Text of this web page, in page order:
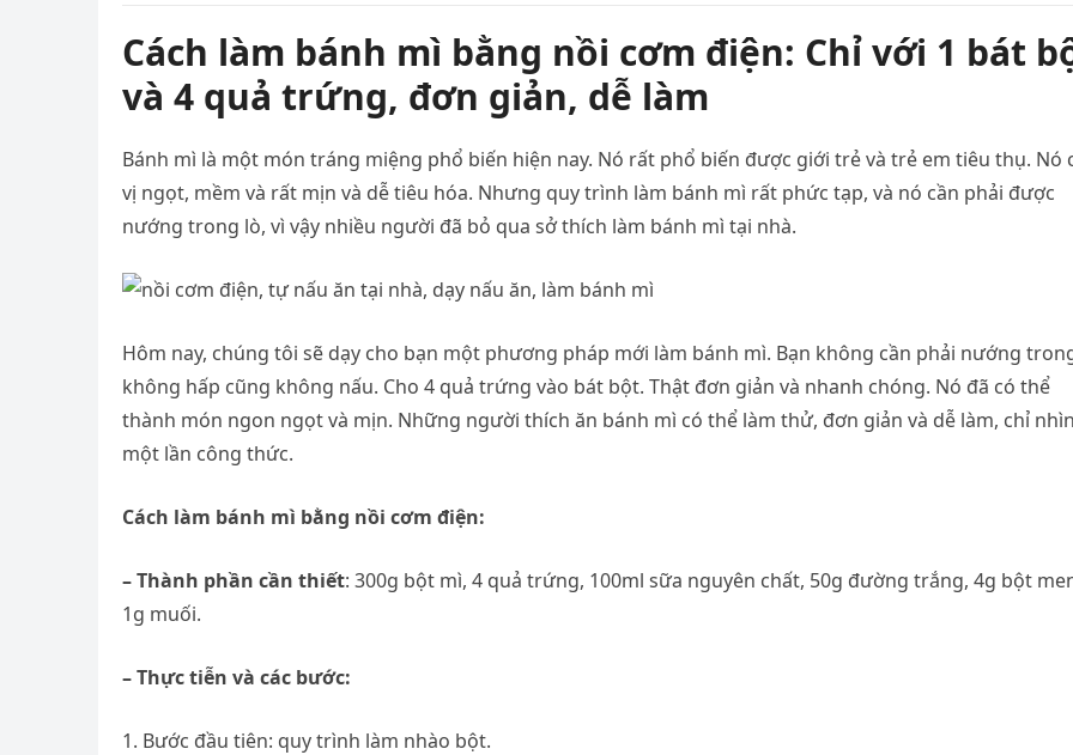
Cách làm bánh mì bằng nồi cơm điện: Chỉ với 1 bát
và 4 quả trứng, đơn giản, dễ làm
Bánh mì là một món tráng miệng phổ biến hiện nay. Nó rất phổ biến được giới trẻ và trẻ em tiêu thụ. Nó
vị ngọt, mềm và rất mịn và dễ tiêu hóa. Nhưng quy trình làm bánh mì rất phức tạp, và nó cần phải được
nướng trong lò, vì vậy nhiều người đã bỏ qua sở thích làm bánh mì tại nhà.
Hôm nay, chúng tôi sẽ dạy cho bạn một phương pháp mới làm bánh mì. Bạn không cần phải nướng
không hấp cũng không nấu. Cho 4 quả trứng vào bát bột. Thật đơn giản và nhanh chóng. Nó đã có thể
thành món ngon ngọt và mịn. Những người thích ăn bánh mì có thể làm thử, đơn giản và dễ làm, chỉ nhìn
một lần công thức.
Cách làm bánh mì bằng nồi cơm điện:
– Thành phần cần thiết: 300g bột mì, 4 quả trứng, 100ml sữa nguyên chất, 50g đường trắng, 4g bột
1g muối.
– Thực tiễn và các bước:
1. Bước đầu tiên: quy trình làm nhào bột.